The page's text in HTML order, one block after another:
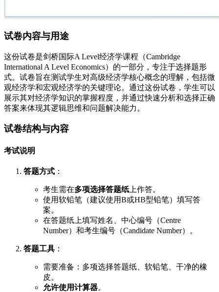
试卷内容与用途
这份试卷是剑桥国际A Level经济学课程（Cambridge
International A Level Economics）的一部分，专注于选择题形
式。试卷旨在测试学生对高级经济学核心概念的理解，包括微
观经济学和宏观经济学的关键理论。通过这份试卷，学生可以
展示其对经济学知识的掌握程度，并通过快速分析和选择正确
答案来体现其逻辑思维和问题解决能力。
试卷结构与内容
考试说明
答题方式 ：
考生需在多项选择答题纸 上作答。
使用软铅笔（建议使用B或HB型铅笔）填写答
案。
在答题纸上填写姓名、中心编号（Centre
Number）和考生编号（Candidate Number）。
答题工具 ：
需要准备：多项选择答题纸、软铅笔、干净的橡
皮。
允许使用计算器。